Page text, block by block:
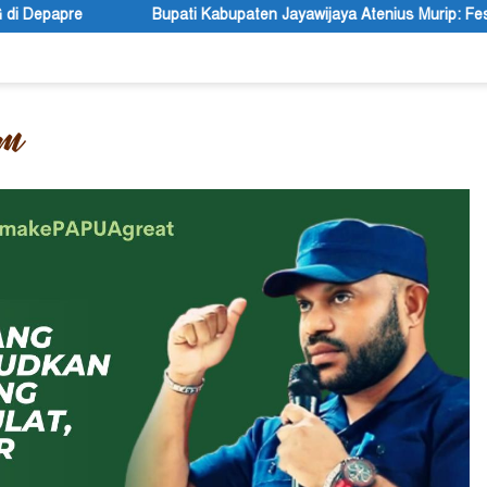
Kabupaten Jayawijaya Atenius Murip: Festival Budaya Lembah